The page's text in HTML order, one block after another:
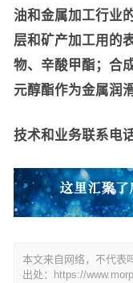
油和金属加工行业
层和矿产加工用的
物、辛酸甲酯；合
元醇酯作为金属润
技术和业务联系电
本文来自网络，不代表
出处：
https://